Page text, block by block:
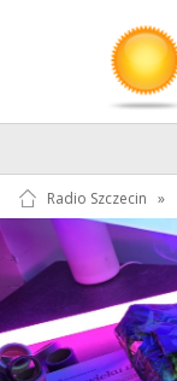
Radio Szczecin »